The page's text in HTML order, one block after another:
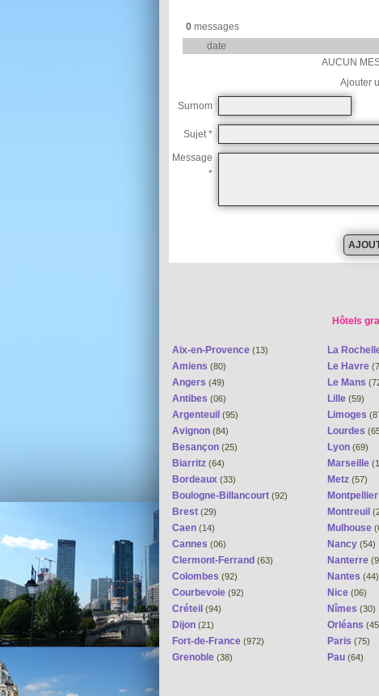
0messages
date
AUCUN
Ajouter
Surnom
Sujet *
Message
*
Hôtels
Aix-en-Provence (13)
Amiens (80)
Angers (49)
Antibes (06)
Argenteuil (95)
Avignon (84)
Besançon (25)
Biarritz (64)
Bordeaux (33)
Boulogne-Billancourt (92)
Brest (29)
Caen (14)
Cannes (06)
Clermont-Ferrand (63)
Colombes (92)
Courbevoie (92)
Créteil (94)
Dijon (21)
Fort-de-France (972)
Grenoble (38)
La
Le Havre
Le Mans
Lille (59)
Limoges
Lourdes
Lyon (69)
Marseille
Metz (57)
Montpellier
Montreuil
Mulhouse
Nancy (54)
Nanterre
Nantes (44)
Nice (06)
Nîmes (30)
Orléans
Paris (75)
Pau (64)